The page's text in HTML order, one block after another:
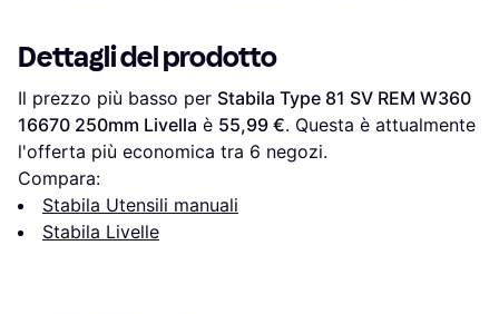
Dettagli del prodotto
Il prezzo più basso per Stabila Type 81 SV REM W360
16670 250mm Livella è 55,99 €. Questa è attualmente
l'offerta più economica tra 6 negozi.
Compara:
Stabila Utensili manuali
Stabila Livelle